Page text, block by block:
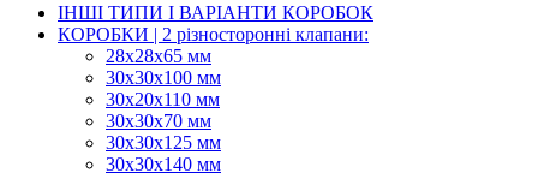
ІНШІ ТИПИ І ВАРІАНТИ КОРОБОК
КОРОБКИ | 2 різносторонні клапани:
28х28х65 мм
30х30х100 мм
30х20х110 мм
30х30х70 мм
30х30х125 мм
30х30х140 мм